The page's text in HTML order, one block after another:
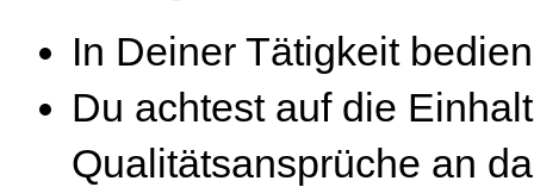
In Deiner Tätigkeit
Du achtest auf die
Qualitätsansprüche an